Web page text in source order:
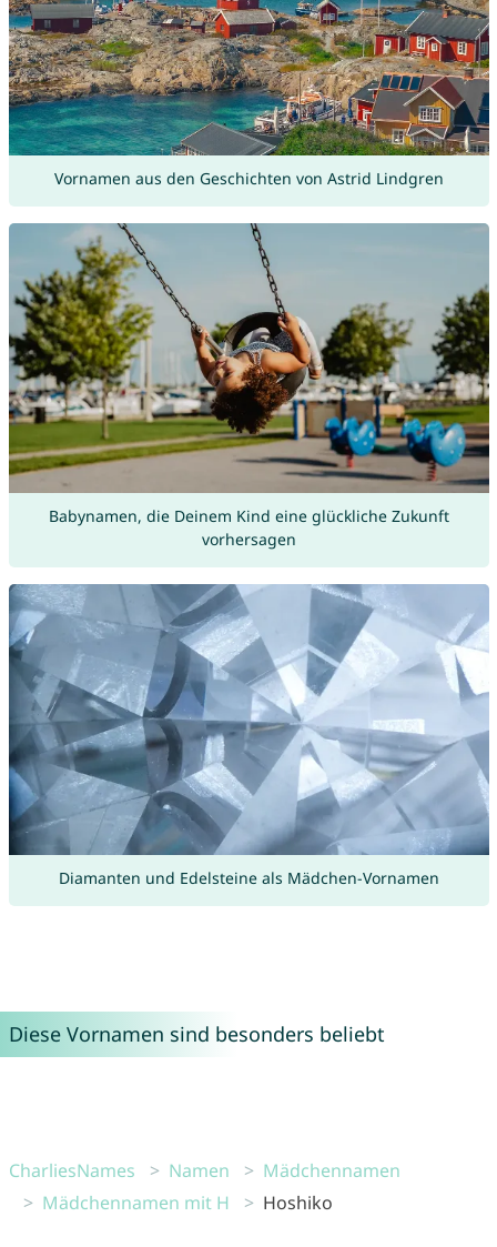
Vornamen aus den Geschichten von Astrid Lindgren
Babynamen, die Deinem Kind eine glückliche Zukunft
vorhersagen
Diamanten und Edelsteine als Mädchen-Vornamen
Diese Vornamen sind besonders beliebt
CharliesNames Namen
Mädchennamen
Mädchennamen mit H
Hoshiko